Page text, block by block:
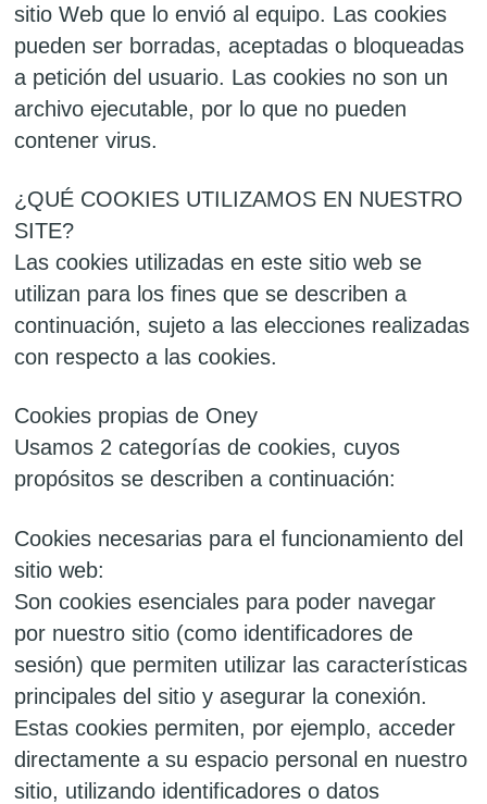
sitio Web que lo envió al equipo. Las cookies
pueden ser borradas, aceptadas o bloqueadas
a petición del usuario. Las cookies no son un
archivo ejecutable, por lo que no pueden
contener virus.
¿QUÉ COOKIES UTILIZAMOS EN NUESTRO
SITE?
Las cookies utilizadas en este sitio web se
utilizan para los fines que se describen a
continuación, sujeto a las elecciones realizadas
con respecto a las cookies.
Cookies propias de Oney
Usamos 2 categorías de cookies, cuyos
propósitos se describen a continuación:
Cookies necesarias para el funcionamiento del
sitio web:
Son cookies esenciales para poder navegar
por nuestro sitio (como identificadores de
sesión) que permiten utilizar las características
principales del sitio y asegurar la conexión.
Estas cookies permiten, por ejemplo, acceder
directamente a su espacio personal en nuestro
sitio, utilizando identificadores o datos